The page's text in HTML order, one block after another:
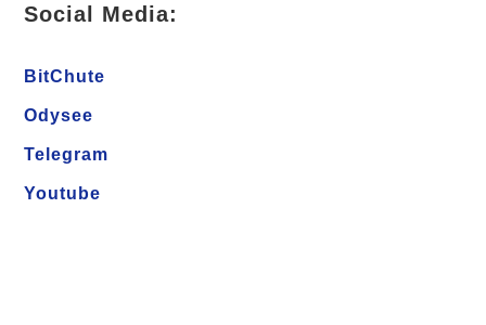
Social Media:
BitChute
Odysee
Telegram
Youtube